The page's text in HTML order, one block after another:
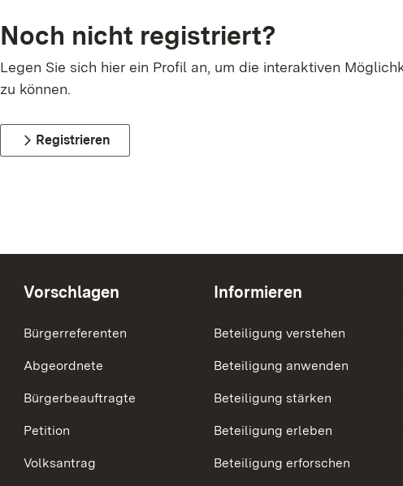
Noch nicht registriert?
Legen Sie sich hier ein Profil an, um die interaktiven
zu können.
Registrieren
Vorschlagen
Bürgerreferenten
Abgeordnete
Bürgerbeauftragte
Petition
Volksantrag
Informieren
Beteiligung verstehen
Beteiligung anwenden
Beteiligung stärken
Beteiligung erleben
Beteiligung erforschen